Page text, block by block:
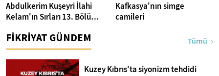
Abdulkerim Kuşeyri İlahi
Kelam'ın Sırları 13. Bölüm I
Ayetler Tefsiri
Kafkasya'nın simge
camileri
FİKRİYAT GÜNDEM Tümü
Kuzey Kıbrıs'ta siyonizm tehdidi